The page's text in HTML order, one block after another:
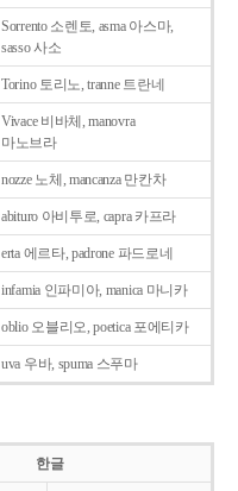
Sorrento 소렌토, asma 아스마,
sasso 사소
Torino 토리노, tranne 트란네
Vivace 비바체, manovra
마노브라
nozze 노체, mancanza 만칸차
abituro 아비투로, capra 카프라
erta 에르타, padrone 파드로네
infamia 인파미아, manica 마니카
oblio 오블리오, poetica 포에티카
uva 우바, spuma 스푸마
한글